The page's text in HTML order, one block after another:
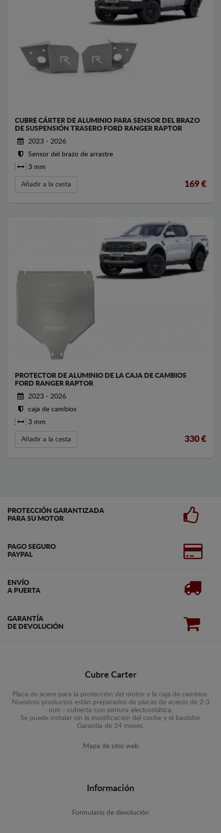
CUBRE CÁRTER DE ALUMINIO PARA SENSOR DEL BRAZO
DE SUSPENSIÓN TRASERO FORD RANGER RAPTOR
2023 - 2026
Sensor del brazo de arrastre
3 mm
Añadir a la cesta 169 €
PROTECTOR DE ALUMINIO DE LA CAJA DE CAMBIOS
FORD RANGER RAPTOR
2023 - 2026
caja de cambios
3 mm
Añadir a la cesta 330 €
PROTECCIÓN GARANTIZADA
PARA SU MOTOR
PAGO SEGURO
PAYPAL
ENVÍO
A PUERTA
GARANTÍA
DE DEVOLUCIÓN
Cubre Carter
Placa de acero para la protección del motor y la caja de cambios.
Nuestros productos están preparados de placas de aceros de 2-3
mm - cubierta con pintura electrostática.
Se puede instalar sin la modificación del coche y el bastidor.
Garantía de 24 meses.
Mapa de sitio web
Información
Formulario de devolución